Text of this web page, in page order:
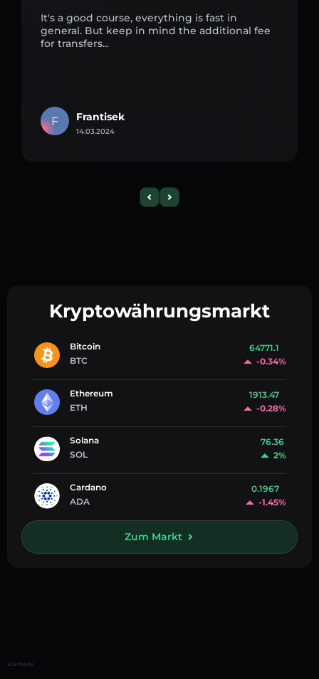
It's a good course, everything is fast in
general. But keep in mind the additional fee
for transfers...
F Frantisek
14.03.2024
Kryptowährungsmarkt
Bitcoin
BTC
64771.1
-0.34%
Ethereum
ETH
1913.47
-0.28%
Solana
SOL
76.36
2%
Cardano
ADA
0.1967
-1.45%
Zum Markt
Startseite